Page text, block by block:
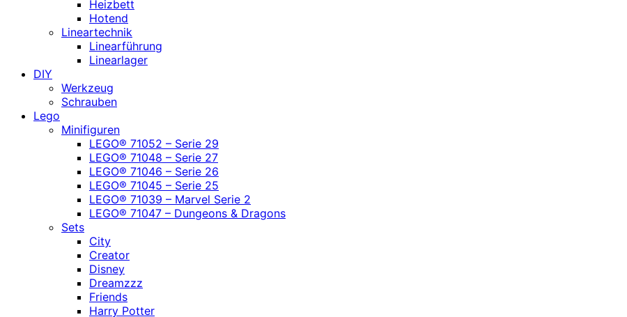
Heizbett
Hotend
Lineartechnik
Linearführung
Linearlager
DIY
Werkzeug
Schrauben
Lego
Minifiguren
LEGO® 71052 – Serie 29
LEGO® 71048 – Serie 27
LEGO® 71046 – Serie 26
LEGO® 71045 – Serie 25
LEGO® 71039 – Marvel Serie 2
LEGO® 71047 – Dungeons & Dragons
Sets
City
Creator
Disney
Dreamzzz
Friends
Harry Potter